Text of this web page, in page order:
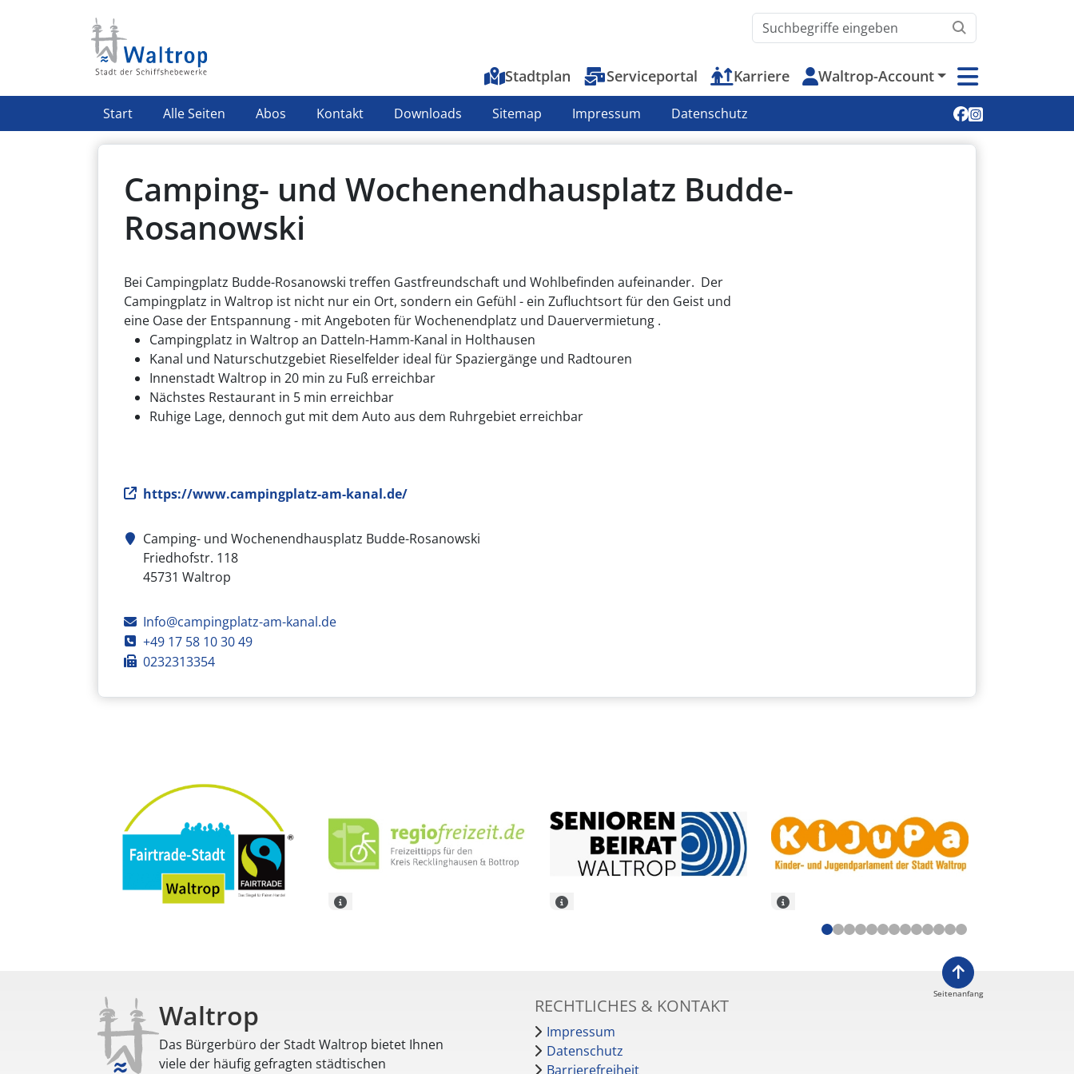
Waltrop.de durchsuchen
Top-Menu
Stadtplan Serviceportal Karriere Waltrop-Account
Highlight Menü
Start Alle Seiten Abos Kontakt Downloads Sitemap Impressum Datenschutz Soziale Medien
Camping- und Wochenendhausplatz Budde-
Rosanowski
Bei Campingplatz Budde-Rosanowski treffen Gastfreundschaft und Wohlbefinden aufeinander. Der
Campingplatz in Waltrop ist nicht nur ein Ort, sondern ein Gefühl - ein Zufluchtsort für den Geist und
eine Oase der Entspannung - mit Angeboten für Wochenendplatz und Dauervermietung .
Campingplatz in Waltrop an Datteln-Hamm-Kanal in Holthausen
Kanal und Naturschutzgebiet Rieselfelder ideal für Spaziergänge und Radtouren
Innenstadt Waltrop in 20 min zu Fuß erreichbar
Nächstes Restaurant in 5 min erreichbar
Ruhige Lage, dennoch gut mit dem Auto aus dem Ruhrgebiet erreichbar
Webseite
https://www.campingplatz-am-kanal.de/
Camping- und Wochenendhausplatz Budde-Rosanowski
Adresse
Friedhofstr. 118
45731 Waltrop
E-MailInfo@campingplatz-am-kanal.de
Telefon
+49 17 58 10 30 49
Fax0232313354
Waltrop
Das Bürgerbüro der Stadt Waltrop bietet Ihnen
viele der häufig gefragten städtischen
RECHTLICHES & KONTAKT
Impressum
Datenschutz
Barrierefreiheit
Seitenanfang